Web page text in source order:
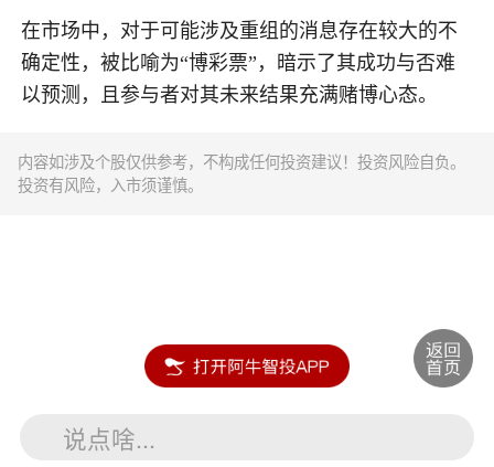
在市场中，对于可能涉及重组的消息存在较大的不
确定性，被比喻为“博彩票”，暗示了其成功与否难
以预测，且参与者对其未来结果充满赌博心态。
内容如涉及个股仅供参考，不构成任何投资建议！投资风险自负。
投资有风险，入市须谨慎。
说点啥...